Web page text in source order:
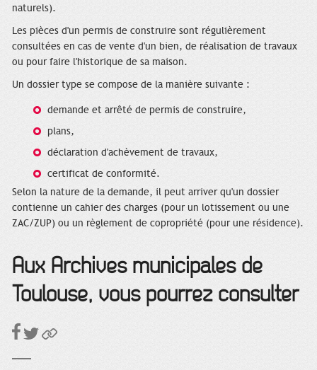
naturels).
Les pièces d'un permis de construire sont régulièrement
consultées en cas de vente d'un bien, de réalisation de travaux
ou pour faire l'historique de sa maison.
Un dossier type se compose de la manière suivante :
demande et arrêté de permis de construire,
plans,
déclaration d'achèvement de travaux,
certificat de conformité.
Selon la nature de la demande, il peut arriver qu'un dossier
contienne un cahier des charges (pour un lotissement ou une
ZAC/ZUP) ou un règlement de copropriété (pour une résidence).
Aux Archives municipales de
Toulouse, vous pourrez consulter